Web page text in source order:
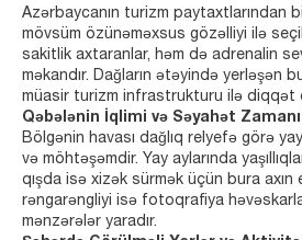
Azərbaycanın turizm paytaxtlarından
mövsüm özünəməxsus gözəlliyi ilə
sakitlik axtaranlar, həm də adrenalin
məkandır. Dağların ətəyində yerləşən
müasir turizm infrastrukturu ilə diqqət
Qəbələnin İqlimi və Səyahət Zamanı
Bölgənin havası dağlıq relyefə görə
və möhtəşəmdir. Yay aylarında
qışda isə xizək sürmək üçün bura axın
rəngarəngliyi isə fotoqrafiya
mənzərələr yaradır.